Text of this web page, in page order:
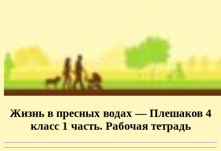
Жизнь в пресных водах — Плешаков 4
класс 1 часть. Рабочая тетрадь